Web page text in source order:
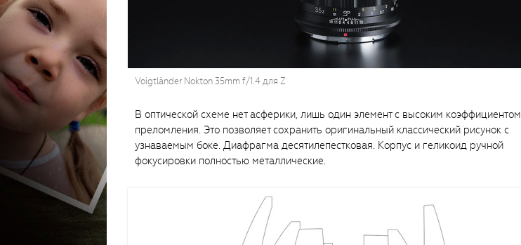
Voigtländer Nokton 35mm f/1.4 для Z
В оптической схеме нет асферики, лишь один элемент с высоким коэффициентом
преломления. Это позволяет сохранить оригинальный классический рисунок с
узнаваемым боке. Диафрагма десятилепестковая. Корпус и геликоид ручной
фокусировки полностью металлические.